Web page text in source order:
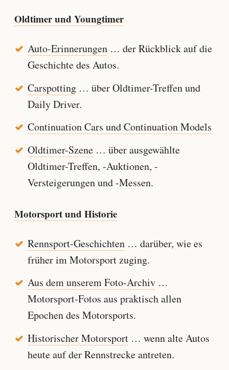
Oldtimer und Youngtimer
Auto-Erinnerungen… der Rückblick auf die
Geschichte des Autos.
Carspotting… über Oldtimer-Treffen und
Daily Driver.
Continuation Cars und Continuation Models
Oldtimer-Szene… über ausgewählte
Oldtimer-Treffen, -Auktionen, -
Versteigerungen und -Messen.
Motorsport und Historie
Rennsport-Geschichten… darüber, wie es
früher im Motorsport zuging.
Aus dem unserem Foto-Archiv…
Motorsport-Fotos aus praktisch allen
Epochen des Motorsports.
Historischer Motorsport… wenn alte Autos
heute auf der Rennstrecke antreten.